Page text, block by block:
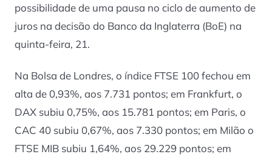
possibilidade de uma pausa no ciclo de aumento de
juros na decisão do Banco da Inglaterra (BoE) na
quinta-feira, 21.
Na Bolsa de Londres, o índice FTSE 100 fechou em
alta de 0,93%, aos 7.731 pontos; em Frankfurt, o
DAX subiu 0,75%, aos 15.781 pontos; em Paris, o
CAC 40 subiu 0,67%, aos 7.330 pontos; em Milão o
FTSE MIB subiu 1,64%, aos 29.229 pontos; em